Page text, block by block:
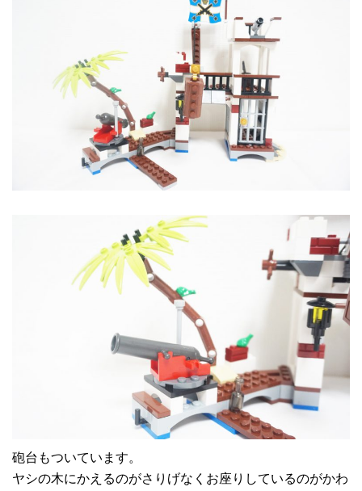
砲台もついています。
ヤシの木にかえるのがさりげなくお座りしているのがかわ